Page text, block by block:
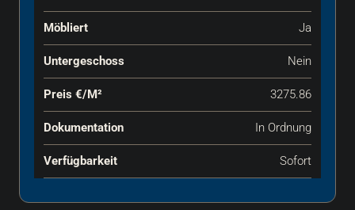
Möbliert Ja
Untergeschoss Nein
Preis €‎/m² 3275.86
Dokumentation In Ordnung
Verfügbarkeit Sofort